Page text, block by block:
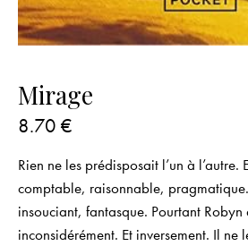
Mirage
8.70 €
Rien ne les prédisposait l’un à l’autre.
comptable, raisonnable,
insouciant, fantasque. Pourtant Robyn
inconsidérément. Et inversement. Il ne